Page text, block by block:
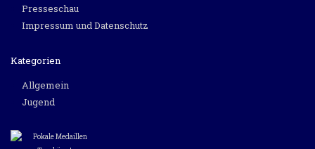
Presseschau
Impressum und Datenschutz
Kategorien
Allgemein
Jugend